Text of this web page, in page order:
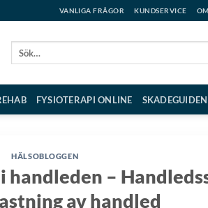
VANLIGA FRÅGOR KUNDSERVICE
FYSIOTERAPI ONLINE SKADEGUIDEN
HÄLSOBLOGGEN
handleden –
av handled